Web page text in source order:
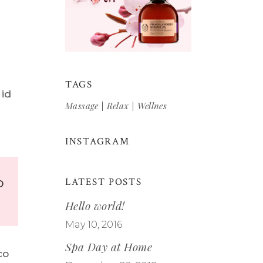
TAGS
Massage Relax Wellnes
INSTAGRAM
LATEST POSTS
Hello world!
May 10, 2016
Spa Day at Home